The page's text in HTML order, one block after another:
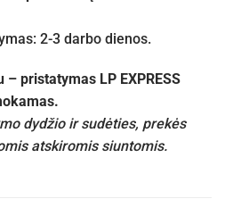
2-3 darbo dienos.
pristatymas LP EXPRESS
dydžio ir sudėties, prekės
atskiromis siuntomis.